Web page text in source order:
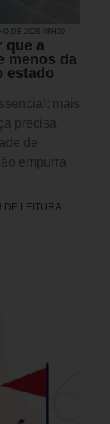
DE 2026 08H00
que a
menos da
estado
mais
precisa
de
empurra
DE LEITURA